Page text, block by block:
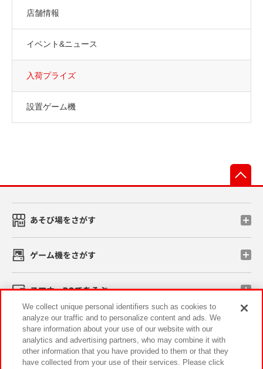
店舗情報
イベント&ニュース
入荷プライズ
設置ゲーム機
あそび場をさがす
ゲーム機をさがす
スマホ・PCであそぶ
イベント・キャンペーン
We collect unique personal identifiers such as cookies to
analyze our traffic and to personalize content and ads. We
share information about your use of our website with our
analytics and advertising partners, who may combine it with
other information that you have provided to them or that they
have collected from your use of their services. Please click